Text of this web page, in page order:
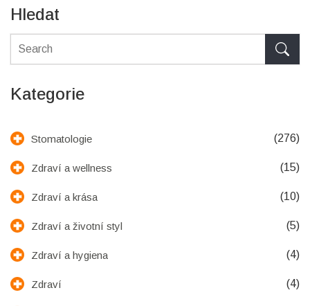
Hledat
Kategorie
Stomatologie (276)
Zdraví a wellness (15)
Zdraví a krása (10)
Zdraví a životní styl (5)
Zdraví a hygiena (4)
Zdraví (4)